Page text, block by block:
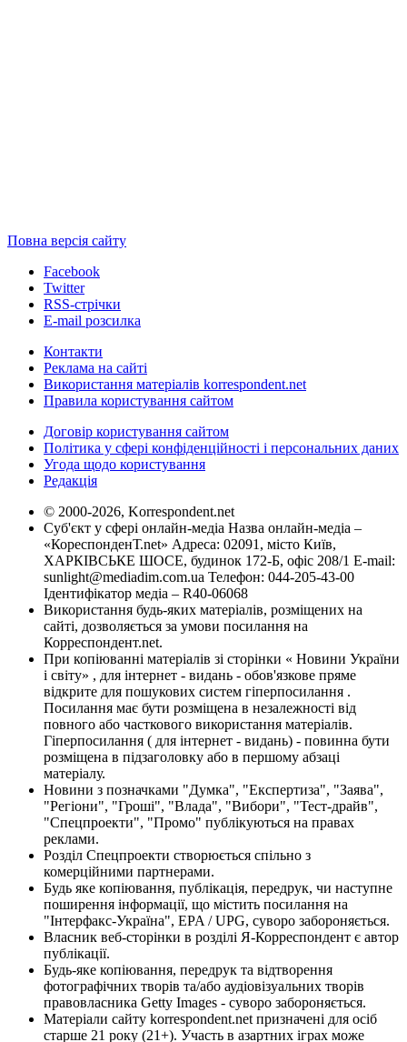
Повна версія сайту
Facebook
Twitter
RSS-стрічки
E-mail розсилка
Контакти
Реклама на сайті
Використання матеріалів korrespondent.net
Правила користування сайтом
Договір користування сайтом
Політика у сфері конфіденційності і персональних даних
Угода щодо користування
Редакція
© 2000-2026, Korrespondent.net
Суб'єкт у сфері онлайн-медіа Назва онлайн-медіа –
«КореспонденТ.net» Адреса: 02091, місто Київ,
ХАРКІВСЬКЕ ШОСЕ, будинок 172-Б, офіс 208/1 E-mail:
sunlight@mediadim.com.ua Телефон: 044-205-43-00
Ідентифікатор медіа – R40-06068
Використання будь-яких матеріалів, розміщених на
сайті, дозволяється за умови посилання на
Корреспондент.net.
При копіюванні матеріалів зі сторінки « Новини України
і світу» , для інтернет - видань - обов'язкове пряме
відкрите для пошукових систем гіперпосилання .
Посилання має бути розміщена в незалежності від
повного або часткового використання матеріалів.
Гіперпосилання ( для інтернет - видань) - повинна бути
розміщена в підзаголовку або в першому абзаці
матеріалу.
Новини з позначками "Думка", "Експертиза", "Заява",
"Регіони", "Гроші", "Влада", "Вибори", "Тест-драйв",
"Спецпроекти", "Промо" публікуються на правах
реклами.
Розділ Спецпроекти створюється спільно з
комерційними партнерами.
Будь яке копіювання, публікація, передрук, чи наступне
поширення інформації, що містить посилання на
"Інтерфакс-Україна", EPA / UPG, суворо забороняється.
Власник веб-сторінки в розділі Я-Корреспондент є автор
публікації.
Будь-яке копіювання, передрук та відтворення
фотографічних творів та/або аудіовізуальних творів
правовласника Getty Images - суворо забороняється.
Матеріали сайту korrespondent.net призначені для осіб
старше 21 року (21+). Участь в азартних іграх може